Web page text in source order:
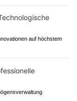
auf höchstem